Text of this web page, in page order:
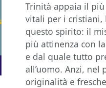
Trinità appaia il
vitali per i
questo spirito: il
più attinenza con
e dal quale tutto
all’uomo. Anzi,
originalità e